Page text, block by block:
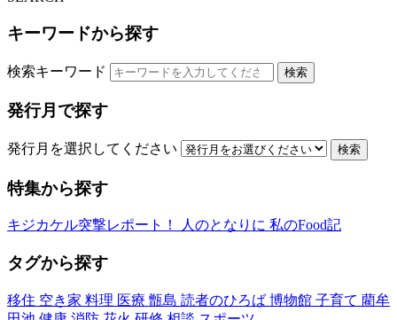
キーワードから探す
検索キーワード 検索
発行月で探す
発行月を選択してください 検索
特集から探す
キジカケル突撃レポート！ 人のとなりに 私のFood記
タグから探す
移住 空き家 料理 医療 甑島 読者のひろば 博物館 子育て 藺牟